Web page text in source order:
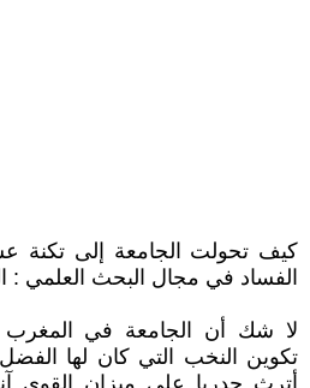
كيف تحولت الجامعة إلى تكنة
الفساد في مجال البحث العلمي :
لا شك أن الجامعة في المغرب
تكوين النخب التي كان لها